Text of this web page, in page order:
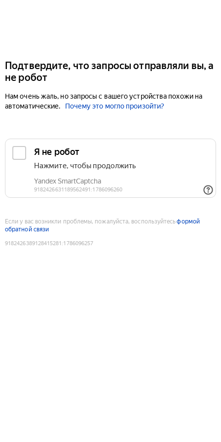
Подтвердите, что запросы отправляли вы, а
не робот
Нам очень жаль, но запросы с вашего устройства похожи на
автоматические.
Почему это могло произойти?
Если у вас возникли проблемы, пожалуйста, воспользуйтесьформой
обратной связи
9182426389128415281 :1786096257